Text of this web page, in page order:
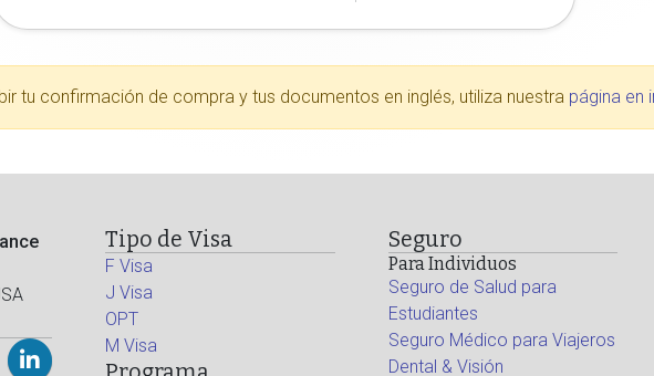
tu confirmación de compra y tus documentos en inglés, utiliza nuestra página en
Tipo de Visa
F Visa
J Visa
OPT
M Visa
Seguro
Para Individuos
Seguro de Salud para
Estudiantes
Seguro Médico para Viajeros
Dental & Visión